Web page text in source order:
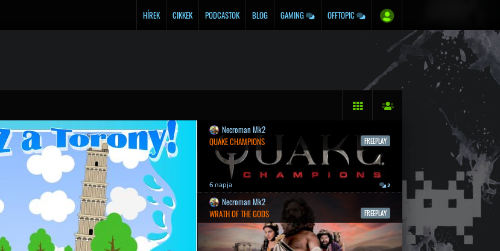
HÍREK CIKKEK PODCASTOK BLOG GAMING OFFTOPIC
Necroman Mk2
QUAKE CHAMPIONS
FREEPLAY
6 napja 2
Necroman Mk2
WRATH OF THE GODS
FREEPLAY